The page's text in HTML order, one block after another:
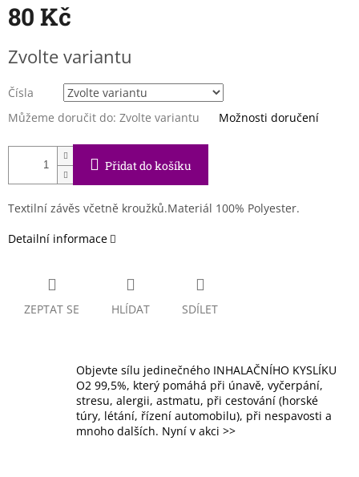
80 Kč
cena:
Zvolte variantu
Čísla
Můžeme doručit do: Zvolte variantu Možnosti doručení
Přidat do košíku
Textilní závěs včetně kroužků.Materiál 100% Polyester.
Detailní informace
ZEPTAT SE HLÍDAT SDÍLET
Objevte sílu jedinečného INHALAČNÍHO KYSLÍKU
O2 99,5%, který pomáhá při únavě, vyčerpání,
stresu, alergii, astmatu, při cestování (horské
túry, létání, řízení automobilu), při nespavosti a
mnoho dalších. Nyní v akci >>